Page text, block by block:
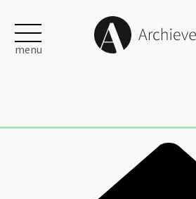
menu